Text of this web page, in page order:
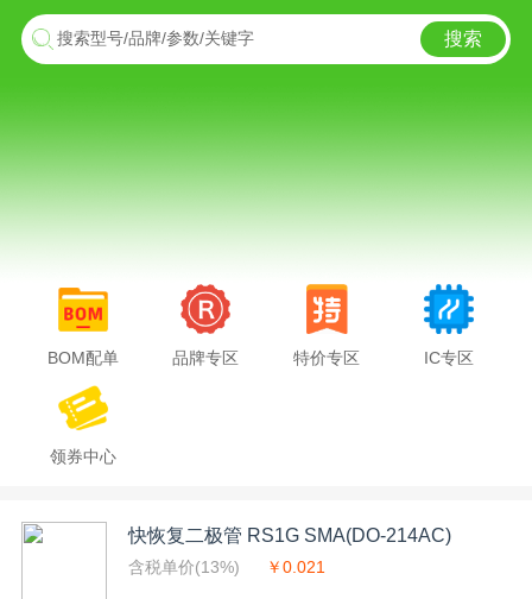
搜索型号/品牌/参数/关键字 搜索
BOM配单 品牌专区 特价专区 IC专区
领券中心
快恢复二极管 RS1G SMA(DO-214AC)
含税单价(13%) ￥0.021